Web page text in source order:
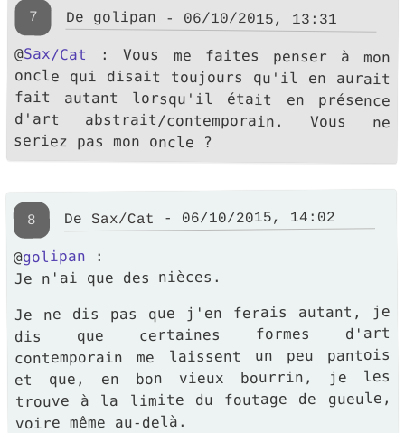
7 De golipan - 06/10/2015, 13:31
@Sax/Cat : Vous me faites penser à mon
oncle qui disait toujours qu'il en aurait
fait autant lorsqu'il était en présence
d'art abstrait/contemporain. Vous ne
seriez pas mon oncle ?
8 De Sax/Cat - 06/10/2015, 14:02
@golipan :
Je n'ai que des nièces.
Je ne dis pas que j'en ferais autant, je
dis que certaines formes d'art
contemporain me laissent un peu pantois
et que, en bon vieux bourrin, je les
trouve à la limite du foutage de gueule,
voire même au-delà.